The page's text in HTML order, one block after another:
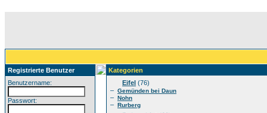
Registrierte Benutzer
Benutzername:
Passwort:
Kategorien
Eifel (76)
– Gemünden bei Daun
– Nohn
– Rurberg